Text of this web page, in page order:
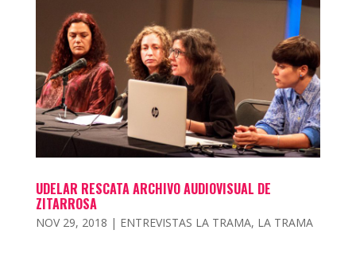
UDELAR RESCATA ARCHIVO AUDIOVISUAL DE
ZITARROSA
NOV 29, 2018 | ENTREVISTAS LA TRAMA, LA TRAMA